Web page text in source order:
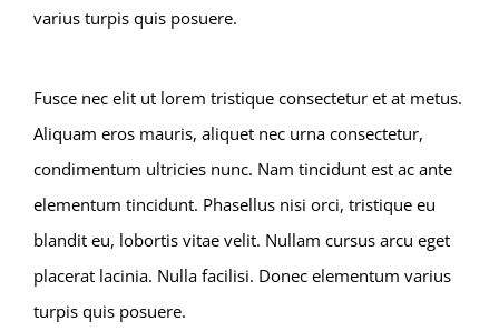
varius turpis quis posuere.
Fusce nec elit ut lorem tristique consectetur et at metus.
Aliquam eros mauris, aliquet nec urna consectetur,
condimentum ultricies nunc. Nam tincidunt est ac ante
elementum tincidunt. Phasellus nisi orci, tristique eu
blandit eu, lobortis vitae velit. Nullam cursus arcu eget
placerat lacinia. Nulla facilisi. Donec elementum varius
turpis quis posuere.